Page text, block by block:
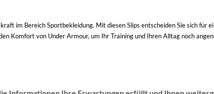
im Bereich Sportbekleidung. Mit diesen Slips entscheiden Sie sich für
Komfort von Under Armour, um Ihr Training und Ihren Alltag noch